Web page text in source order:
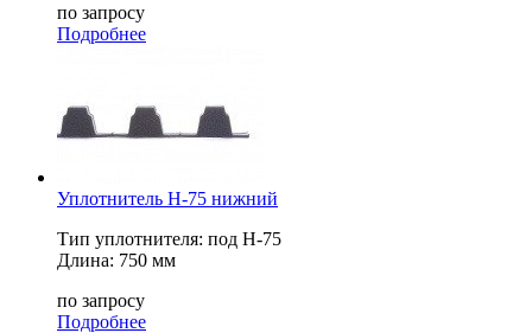
по запросу
Подробнее
Уплотнитель Н-75 нижний
Тип уплотнителя: под Н-75
Длина: 750 мм
по запросу
Подробнее